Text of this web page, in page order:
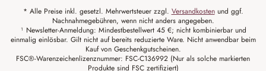
* Alle Preise inkl. gesetzl. Mehrwertsteuer zzgl. Versandkostenund ggf.
Nachnahmegebühren, wenn nicht anders angegeben.
¹ Newsletter-Anmeldung: Mindestbestellwert 45 €; nicht kombinierbar und
einmalig einlösbar. Gilt nicht auf bereits reduzierte Ware. Nicht anwendbar beim
Kauf von Geschenkgutscheinen.
FSC®-Warenzeichenlizenznummer: FSC-C136992 (Nur als solche markierten
Produkte sind FSC zertifiziert)